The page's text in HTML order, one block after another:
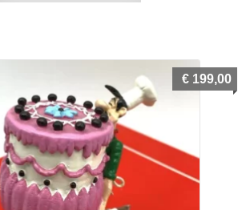
€ 199,00